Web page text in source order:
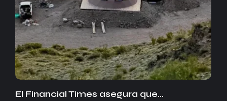
El Financial Times asegura que…